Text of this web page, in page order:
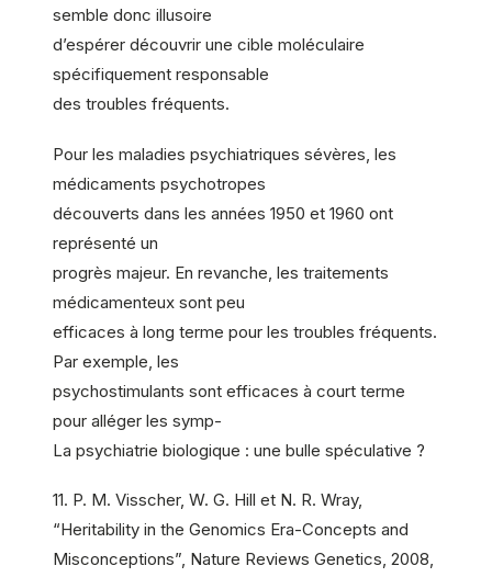
semble donc illusoire
d’espérer découvrir une cible moléculaire
spécifiquement responsable
des troubles fréquents.
Pour les maladies psychiatriques sévères, les
médicaments psychotropes
découverts dans les années 1950 et 1960 ont
représenté un
progrès majeur. En revanche, les traitements
médicamenteux sont peu
efficaces à long terme pour les troubles fréquents.
Par exemple, les
psychostimulants sont efficaces à court terme
pour alléger les symp-
La psychiatrie biologique : une bulle spéculative ?
11. P. M. Visscher, W. G. Hill et N. R. Wray,
“Heritability in the Genomics Era-Concepts and
Misconceptions”, Nature Reviews Genetics, 2008,